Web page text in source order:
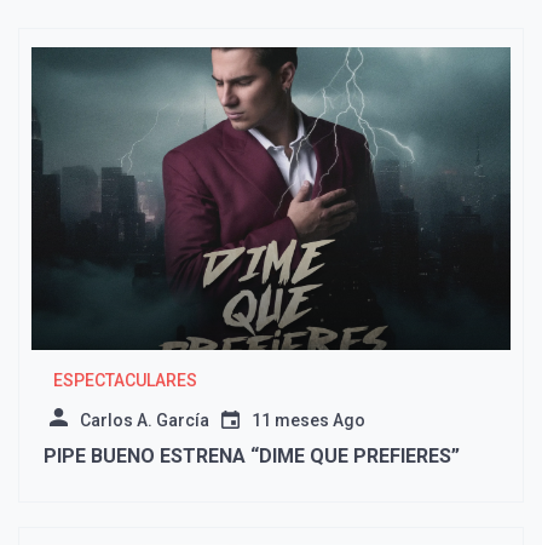
ESPECTACULARES
Carlos A. García 11 meses Ago
PIPE BUENO ESTRENA “DIME QUE PREFIERES”